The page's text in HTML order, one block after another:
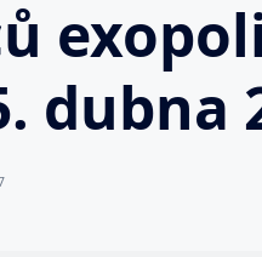
dubna